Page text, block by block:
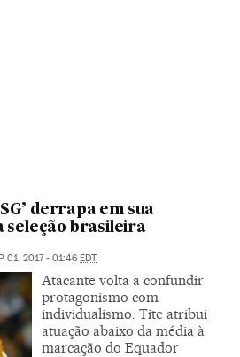
derrapa em sua
seleção brasileira
01, 2017 - 01:46 EDT
Atacante volta a confundir
protagonismo com
individualismo. Tite atribui
atuação abaixo da média à
marcação do Equador